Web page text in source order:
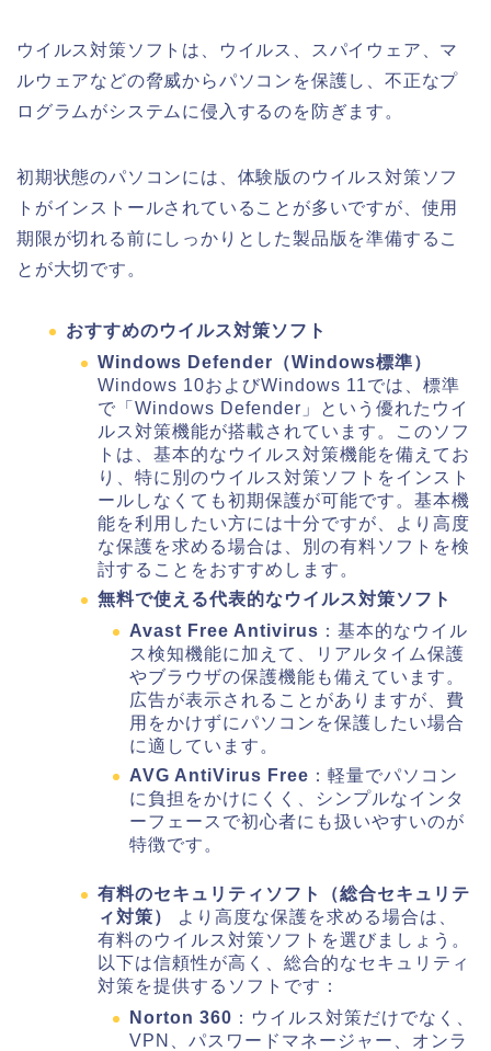
ウイルス対策ソフトは、ウイルス、スパイウェア、マ
ルウェアなどの脅威からパソコンを保護し、不正なプ
ログラムがシステムに侵入するのを防ぎます。
初期状態のパソコンには、体験版のウイルス対策ソフ
トがインストールされていることが多いですが、使用
期限が切れる前にしっかりとした製品版を準備するこ
とが大切です。
おすすめのウイルス対策ソフト
Windows Defender（Windows標準）
Windows 10およびWindows 11では、標準
で「Windows Defender」という優れたウイ
ルス対策機能が搭載されています。このソフ
トは、基本的なウイルス対策機能を備えてお
り、特に別のウイルス対策ソフトをインスト
ールしなくても初期保護が可能です。基本機
能を利用したい方には十分ですが、より高度
な保護を求める場合は、別の有料ソフトを検
討することをおすすめします。
無料で使える代表的なウイルス対策ソフト
Avast Free Antivirus ：基本的なウイル
ス検知機能に加えて、リアルタイム保護
やブラウザの保護機能も備えています。
広告が表示されることがありますが、費
用をかけずにパソコンを保護したい場合
に適しています。
AVG AntiVirus Free ：軽量でパソコン
に負担をかけにくく、シンプルなインタ
ーフェースで初心者にも扱いやすいのが
特徴です。
有料のセキュリティソフト（総合セキュリテ
ィ対策）
より高度な保護を求める場合は、
有料のウイルス対策ソフトを選びましょう。
以下は信頼性が高く、総合的なセキュリティ
対策を提供するソフトです：
Norton 360 ：ウイルス対策だけでなく、
VPN、パスワードマネージャー、オンラ